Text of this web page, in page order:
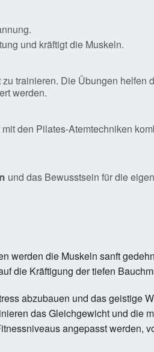
und kräftigt die Muskeln.
trainieren. Die Übungen helfen
werden.
mit den Pilates-Atemtechniken
und das Bewusstsein für die
werden die Muskeln sanft
die Kräftigung der tiefen
abzubauen und das geistige
das Gleichgewicht und die
angepasst werden,